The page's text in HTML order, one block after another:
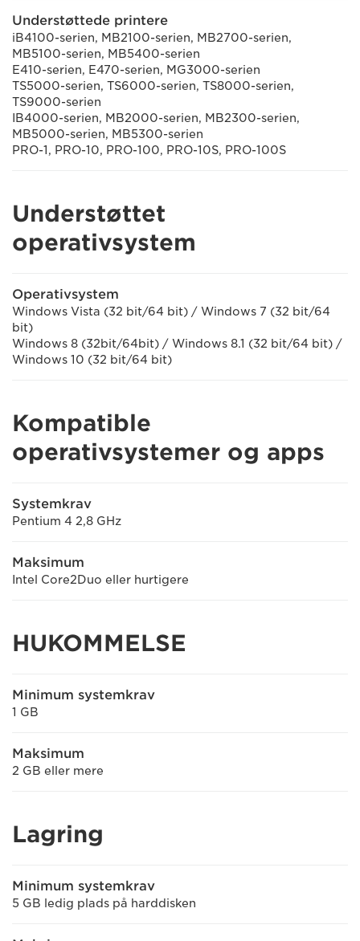
Understøttede printere
iB4100-serien, MB2100-serien, MB2700-serien,
MB5100-serien, MB5400-serien
E410-serien, E470-serien, MG3000-serien
TS5000-serien, TS6000-serien, TS8000-serien,
TS9000-serien
IB4000-serien, MB2000-serien, MB2300-serien,
MB5000-serien, MB5300-serien
PRO-1, PRO-10, PRO-100, PRO-10S, PRO-100S
Understøttet
operativsystem
Operativsystem
Windows Vista (32 bit/64 bit) / Windows 7 (32 bit/64
bit)
Windows 8 (32bit/64bit) / Windows 8.1 (32 bit/64 bit) /
Windows 10 (32 bit/64 bit)
Kompatible
operativsystemer og apps
Systemkrav
Pentium 4 2,8 GHz
Maksimum
Intel Core2Duo eller hurtigere
HUKOMMELSE
Minimum systemkrav
1 GB
Maksimum
2 GB eller mere
Lagring
Minimum systemkrav
5 GB ledig plads på harddisken